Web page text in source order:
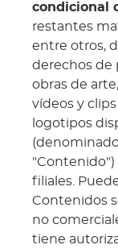
condicional
restantes
entre otros,
derechos de
obras de
vídeos y
logotipos
"Contenido")
filiales.
Contenidos
no
tiene